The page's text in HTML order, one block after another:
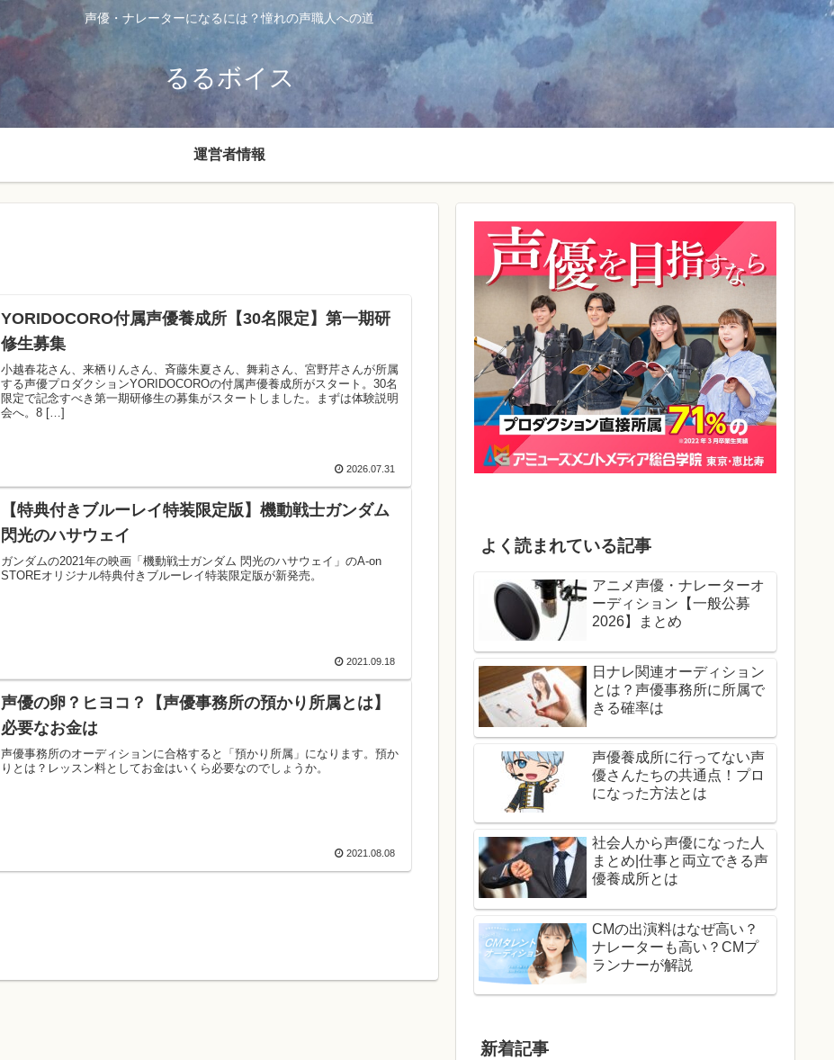
声優・ナレーターになるには？憧れの声職人への道
るるボイス
運営者情報
YORIDOCORO付属声優養成所【30名限定】第一期研
修生募集
小越春花さん、来栖りんさん、斉藤朱夏さん、舞莉さん、宮野芹さんが所属
する声優プロダクションYORIDOCOROの付属声優養成所がスタート。30名
限定で記念すべき第一期研修生の募集がスタートしました。まずは体験説明
会へ。8 […]
2026.07.31
【特典付きブルーレイ特装限定版】機動戦士ガンダム
閃光のハサウェイ
ガンダムの2021年の映画「機動戦士ガンダム 閃光のハサウェイ」のA-on
STOREオリジナル特典付きブルーレイ特装限定版が新発売。
2021.09.18
声優の卵？ヒヨコ？【声優事務所の預かり所属とは】
必要なお金は
声優事務所のオーディションに合格すると「預かり所属」になります。預か
りとは？レッスン料としてお金はいくら必要なのでしょうか。
2021.08.08
よく読まれている記事
アニメ声優・ナレーターオ
ーディション【一般公募
2026】まとめ
日ナレ関連オーディション
とは？声優事務所に所属で
きる確率は
声優養成所に行ってない声
優さんたちの共通点！プロ
になった方法とは
社会人から声優になった人
まとめ|仕事と両立できる声
優養成所とは
CMの出演料はなぜ高い？
ナレーターも高い？CMプ
ランナーが解説
新着記事